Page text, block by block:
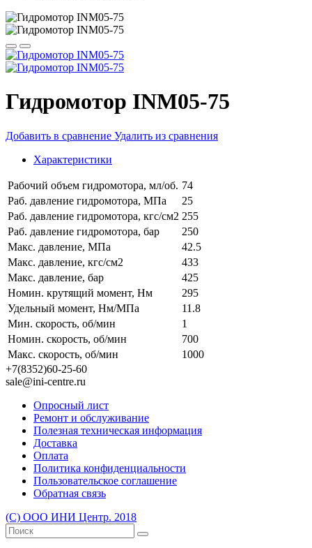
Гидромотор INM05-75
Добавить в сравнение Удалить из сравнения
Характеристики
Рабочий объем гидромотора, мл/об. 74
Раб. давление гидромотора, МПа
25
Раб. давление гидромотора, кгс/см2 255
Раб. давление гидромотора, бар
250
Макс. давление, МПа
42.5
Макс. давление, кгс/см2
433
Макс. давление, бар
425
Номин. крутящий момент, Нм
295
Удельный момент, Нм/МПа
11.8
Мин. скорость, об/мин
1
Номин. скорость, об/мин
700
Макс. скорость, об/мин
1000
+7(8352)60-25-60
sale@ini-centre.ru
Опросный лист
Ремонт и обслуживание
Полезная техническая информация
Доставка
Оплата
Политика конфиденциальности
Пользовательское соглашение
Обратная связь
(С) ООО ИНИ Центр. 2018